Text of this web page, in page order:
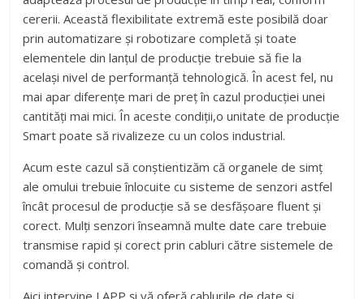
cererii. Această flexibilitate extremă este posibilă doar
prin automatizare şi robotizare completă şi toate
elementele din lanţul de producţie trebuie să fie la
acelaşi nivel de performanţă tehnologică. În acest fel, nu
mai apar diferențe mari de preț în cazul producției unei
cantități mai mici. În aceste condiţii,o unitate de producţie
Smart poate să rivalizeze cu un colos industrial.
Acum este cazul să conştientizăm că organele de simţ
ale omului trebuie înlocuite cu sisteme de senzori astfel
încât procesul de producţie să se desfăşoare fluent şi
corect. Mulţi senzori înseamnă multe date care trebuie
transmise rapid şi corect prin cabluri către sistemele de
comandă şi control.
Aici intervine LAPP și vă oferă cablurile de date şi